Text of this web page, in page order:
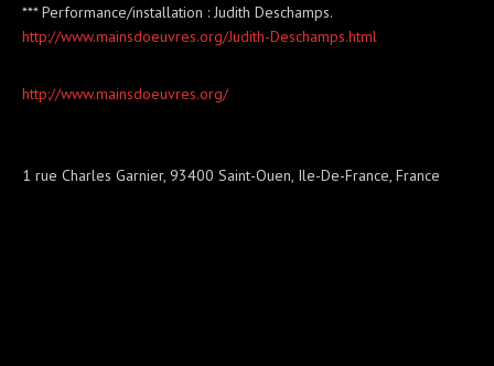
*** Performance/installation : Judith Deschamps.
http://www.mainsdoeuvres.org/Judith-Deschamps.html
http://www.mainsdoeuvres.org/
1 rue Charles Garnier, 93400 Saint-Ouen, Ile-De-France, France